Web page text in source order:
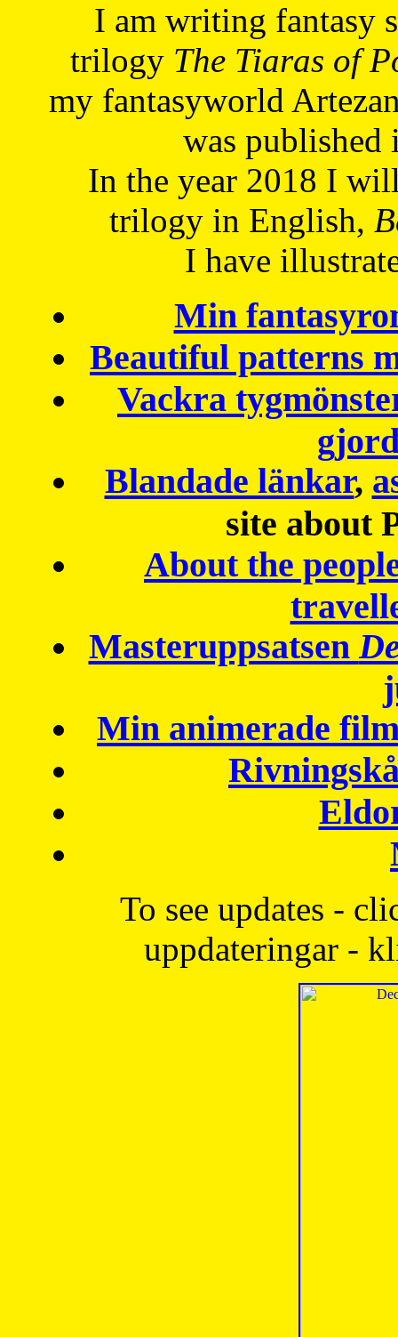
I am writing fantasy
trilogy The Tiaras of
my fantasyworld
was published
In the year 2018 I
trilogy in English,
I have
Min
Beautiful patterns
Vackra
Blandade länkar,
site about
About the
Masteruppsatsen
Min animerade
To see updates -
uppdateringar -